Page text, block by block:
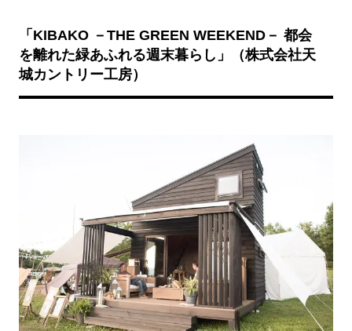
「KIBAKO －THE GREEN WEEKEND－ 都会
を離れた緑あふれる週末暮らし」（株式会社天
城カントリー工房）